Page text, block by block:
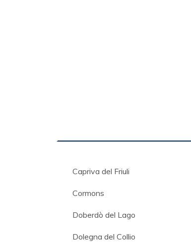
Capriva del Friuli
Cormons
Doberdò del Lago
Dolegna del Collio